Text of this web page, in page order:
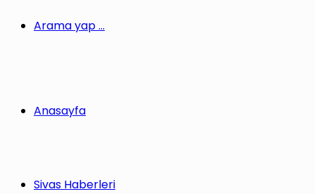
Arama yap ...
Anasayfa
Sivas Haberleri